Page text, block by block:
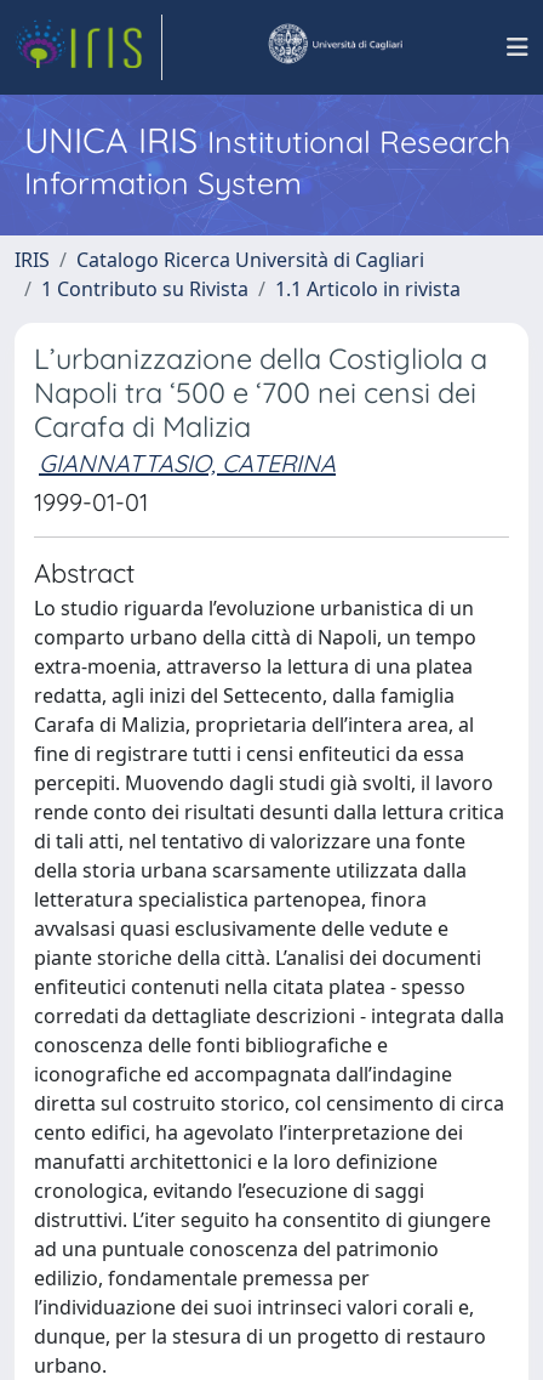
UNICA IRISInstitutional Research
Information System
IRIS
Catalogo Ricerca Università di Cagliari
1 Contributo su Rivista
1.1 Articolo in rivista
L’urbanizzazione della Costigliola a
Napoli tra ‘500 e ‘700 nei censi dei
Carafa di Malizia
GIANNATTASIO, CATERINA
1999-01-01
Abstract
Lo studio riguarda l’evoluzione urbanistica di un
comparto urbano della città di Napoli, un tempo
extra-moenia, attraverso la lettura di una platea
redatta, agli inizi del Settecento, dalla famiglia
Carafa di Malizia, proprietaria dell’intera area, al
fine di registrare tutti i censi enfiteutici da essa
percepiti. Muovendo dagli studi già svolti, il lavoro
rende conto dei risultati desunti dalla lettura critica
di tali atti, nel tentativo di valorizzare una fonte
della storia urbana scarsamente utilizzata dalla
letteratura specialistica partenopea, finora
avvalsasi quasi esclusivamente delle vedute e
piante storiche della città. L’analisi dei documenti
enfiteutici contenuti nella citata platea - spesso
corredati da dettagliate descrizioni - integrata dalla
conoscenza delle fonti bibliografiche e
iconografiche ed accompagnata dall’indagine
diretta sul costruito storico, col censimento di circa
cento edifici, ha agevolato l’interpretazione dei
manufatti architettonici e la loro definizione
cronologica, evitando l’esecuzione di saggi
distruttivi. L’iter seguito ha consentito di giungere
ad una puntuale conoscenza del patrimonio
edilizio, fondamentale premessa per
l’individuazione dei suoi intrinseci valori corali e,
dunque, per la stesura di un progetto di restauro
urbano.